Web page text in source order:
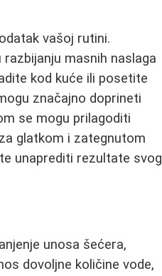
vašoj rutini.
masnih naslaga
kod kuće ili posetite
značajno doprineti
se mogu prilagoditi
glatkom i zategnutom
unaprediti rezultate svog
unosa šećera,
dovoljne količine vode,